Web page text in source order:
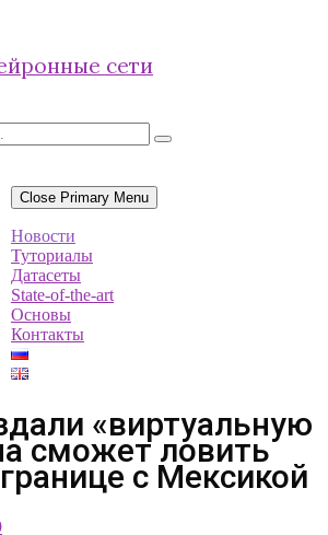
сети
Close Primary Menu
Новости
Туториалы
Датасеты
State-of-the-art
Основы
Контакты
«виртуальную
сможет ловить
с Мексикой